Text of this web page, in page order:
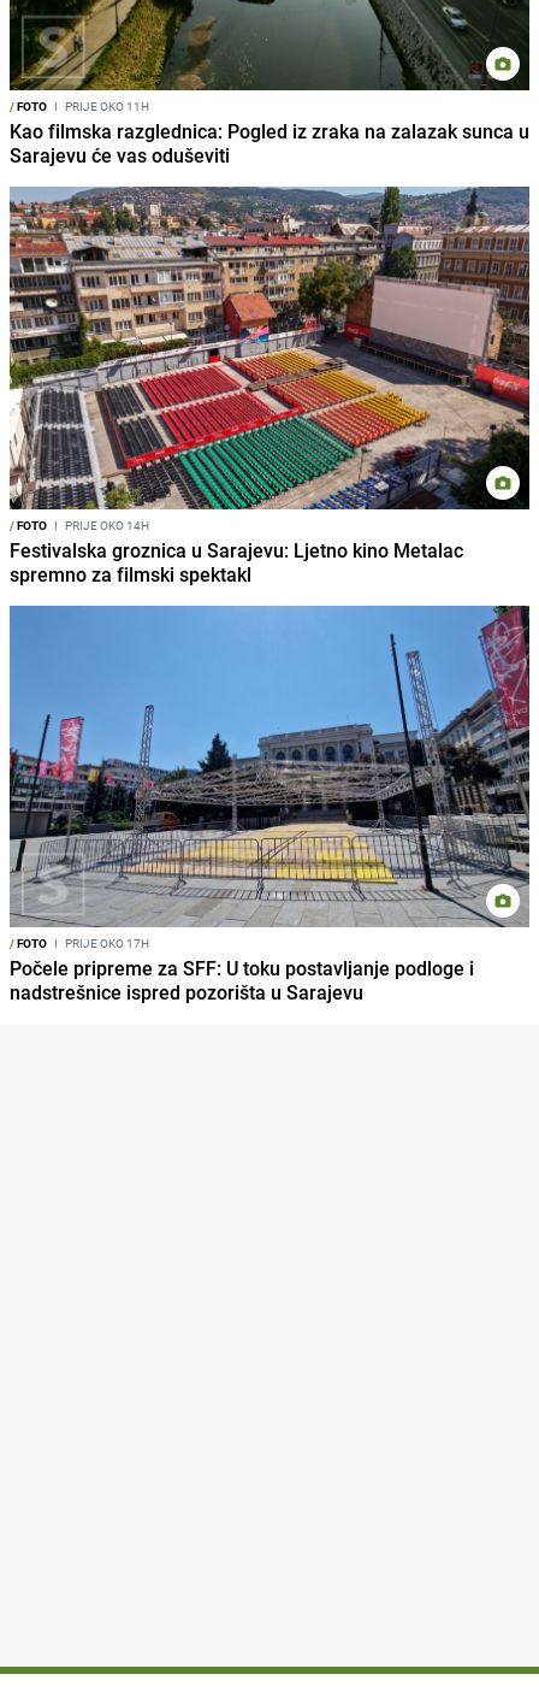
/FOTO I PRIJE OKO 11H
Kao filmska razglednica: Pogled iz zraka na zalazak sunca u
Sarajevu će vas oduševiti
/FOTO I PRIJE OKO 14H
Festivalska groznica u Sarajevu: Ljetno kino Metalac
spremno za filmski spektakl
/FOTO I PRIJE OKO 17H
Počele pripreme za SFF: U toku postavljanje podloge i
nadstrešnice ispred pozorišta u Sarajevu